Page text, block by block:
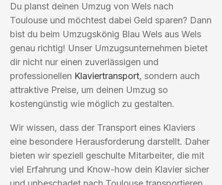
Du planst deinen Umzug von Wels nach
Toulouse und möchtest dabei Geld sparen? Dann
bist du beim Umzugskönig Blau Wels aus Wels
genau richtig! Unser Umzugsunternehmen bietet
dir nicht nur einen zuverlässigen und
professionellen Klaviertransport, sondern auch
attraktive Preise, um deinen Umzug so
kostengünstig wie möglich zu gestalten.
Wir wissen, dass der Transport eines Klaviers
eine besondere Herausforderung darstellt. Daher
bieten wir speziell geschulte Mitarbeiter, die mit
viel Erfahrung und Know-how dein Klavier sicher